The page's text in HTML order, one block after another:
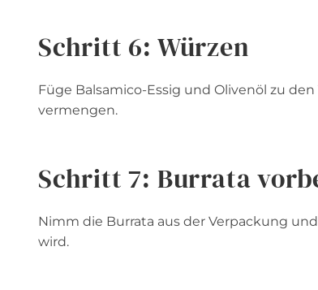
Schritt 6: Würzen
Füge Balsamico-Essig und Olivenöl zu
vermengen.
Schritt 7: Burrata
Nimm die Burrata aus der Verpackung
wird.